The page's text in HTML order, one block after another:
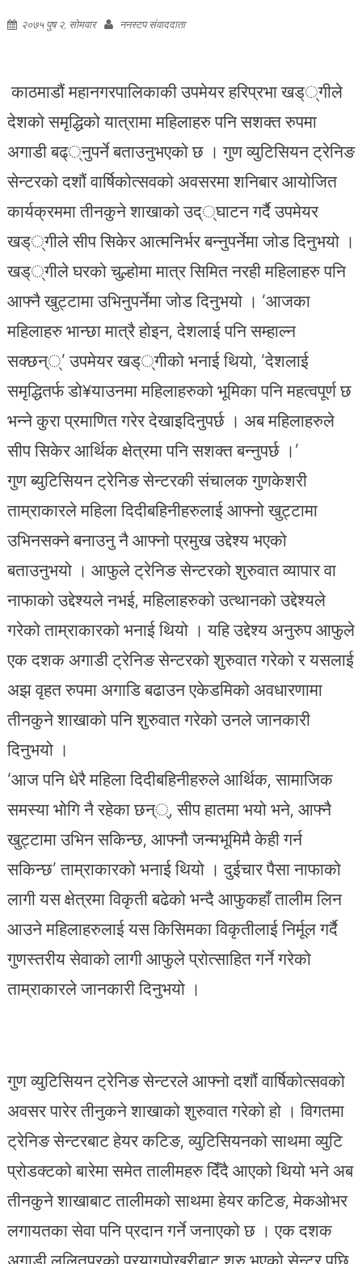
२०७५ पुष २, सोमवार ननस्टप संवाददाता
काठमाडौं महानगरपालिकाकी उपमेयर हरिप्रभा खड््गीले
देशको समृद्धिको यात्रामा महिलाहरु पनि सशक्त रुपमा
अगाडी बढ््नुपर्ने बताउनुभएको छ । गुण व्युटिसियन ट्रेनिङ
सेन्टरको दशौं वार्षिकोत्सवको अवसरमा शनिबार आयोजित
कार्यक्रममा तीनकुने शाखाको उद््घाटन गर्दै उपमेयर
खड््गीले सीप सिकेर आत्मनिर्भर बन्नुपर्नेमा जोड दिनुभयो ।
खड््गीले घरको चुल्होमा मात्र सिमित नरही महिलाहरु पनि
आफ्नै खुट्टामा उभिनुपर्नेमा जोड दिनुभयो । ‘आजका
महिलाहरु भान्छा मात्रै होइन, देशलाई पनि सम्हाल्न
सक्छन््’ उपमेयर खड््गीको भनाई थियो, ‘देशलाई
समृद्धितर्फ डो¥याउनमा महिलाहरुको भूमिका पनि महत्वपूर्ण छ
भन्ने कुरा प्रमाणित गरेर देखाइदिनुपर्छ । अब महिलाहरुले
सीप सिकेर आर्थिक क्षेत्रमा पनि सशक्त बन्नुपर्छ ।’
गुण ब्युटिसियन ट्रेनिङ सेन्टरकी संचालक गुणकेशरी
ताम्राकारले महिला दिदीबहिनीहरुलाई आफ्नो खुट्टामा
उभिनसक्ने बनाउनु नै आफ्नो प्रमुख उद्देश्य भएको
बताउनुभयो । आफुले ट्रेनिङ सेन्टरको शुरुवात व्यापार वा
नाफाको उद्देश्यले नभई, महिलाहरुको उत्थानको उद्देश्यले
गरेको ताम्राकारको भनाई थियो । यहि उद्देश्य अनुरुप आफुले
एक दशक अगाडी ट्रेनिङ सेन्टरको शुरुवात गरेको र यसलाई
अझ वृहत रुपमा अगाडि बढाउन एकेडमिको अवधारणामा
तीनकुने शाखाको पनि शुरुवात गरेको उनले जानकारी
दिनुभयो ।
‘आज पनि धेरै महिला दिदीबहिनीहरुले आर्थिक, सामाजिक
समस्या भोगि नै रहेका छन््, सीप हातमा भयो भने, आफ्नै
खुट्टामा उभिन सकिन्छ, आफ्नौ जन्मभूमिमै केही गर्न
सकिन्छ’ ताम्राकारको भनाई थियो । दुईचार पैसा नाफाको
लागी यस क्षेत्रमा विकृती बढेको भन्दै आफुकहाँ तालीम लिन
आउने महिलाहरुलाई यस किसिमका विकृतीलाई निर्मूल गर्दै
गुणस्तरीय सेवाको लागी आफुले प्रोत्साहित गर्ने गरेको
ताम्राकारले जानकारी दिनुभयो ।
गुण व्युटिसियन ट्रेनिङ सेन्टरले आफ्नो दशौं वार्षिकोत्सवको
अवसर पारेर तीनुकने शाखाको शुरुवात गरेको हो । विगतमा
ट्रेनिङ सेन्टरबाट हेयर कटिङ, व्युटिसियनको साथमा व्युटि
प्रोडक्टको बारेमा समेत तालीमहरु दिँदै आएको थियो भने अब
तीनकुने शाखाबाट तालीमको साथमा हेयर कटिङ, मेकओभर
लगायतका सेवा पनि प्रदान गर्ने जनाएको छ । एक दशक